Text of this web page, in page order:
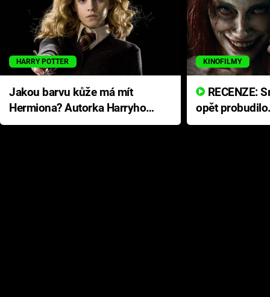
HARRY POTTER
Jakou barvu kůže má mít
Hermiona? Autorka Harryho
Pottera přišla s ráznou
KINOFILMY
opět
přichází s